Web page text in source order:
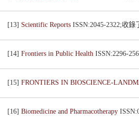
[13] Scientific Reports ISSN:2045-2322;收錄
[14] Frontiers in Public Health ISSN:2296-
[15] FRONTIERS IN BIOSCIENCE-
[16] Biomedicine and Pharmacotherapy